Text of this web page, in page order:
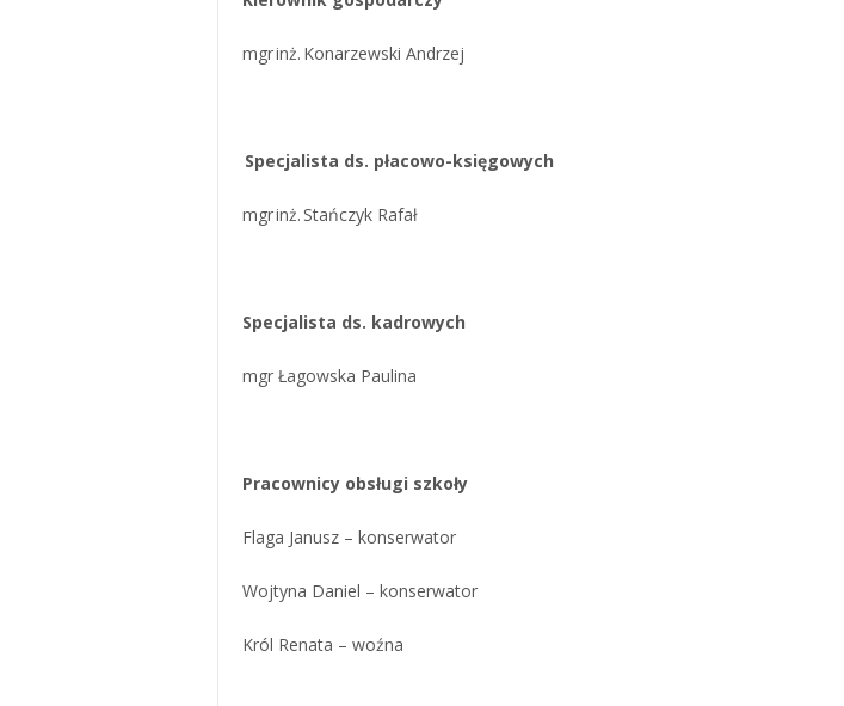
mgr inż. Konarzewski Andrzej
Specjalista ds. płacowo-księgowych
mgr inż. Stańczyk Rafał
Specjalista ds. kadrowych
mgr Łagowska Paulina
Pracownicy obsługi szkoły
Flaga Janusz – konserwator
Wojtyna Daniel – konserwator
Król Renata – woźna